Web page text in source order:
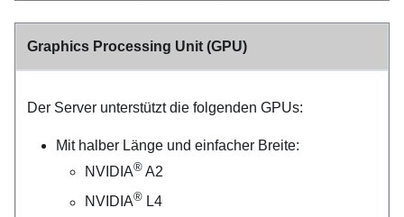
Graphics Processing Unit (GPU)
Der Server unterstützt die folgenden GPUs:
Mit halber Länge und einfacher Breite:
NVIDIA® A2
NVIDIA® L4